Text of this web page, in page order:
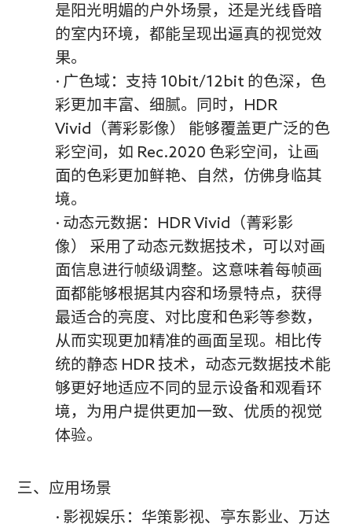
是阳光明媚的户外场景，还是光线昏暗
的室内环境，都能呈现出逼真的视觉效
果。
· 广色域：支持 10bit/12bit 的色深，色
彩更加丰富、细腻。同时，HDR
Vivid（菁彩影像） 能够覆盖更广泛的色
彩空间，如 Rec.2020 色彩空间，让画
面的色彩更加鲜艳、自然，仿佛身临其
境。
· 动态元数据：HDR Vivid（菁彩影
像） 采用了动态元数据技术，可以对画
面信息进行帧级调整。这意味着每帧画
面都能够根据其内容和场景特点，获得
最适合的亮度、对比度和色彩等参数，
从而实现更加精准的画面呈现。相比传
统的静态 HDR 技术，动态元数据技术能
够更好地适应不同的显示设备和观看环
境，为用户提供更加一致、优质的视觉
体验。
三、应用场景
· 影视娱乐：华策影视、亭东影业、万达